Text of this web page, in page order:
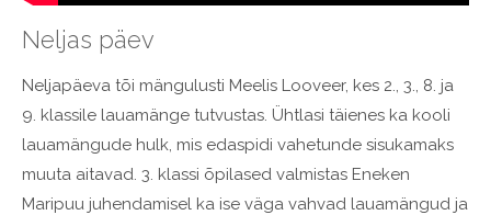
Neljas päev
Neljapäeva tõi mängulusti Meelis Looveer, kes 2., 3., 8. ja
9. klassile lauamänge tutvustas. Ühtlasi täienes ka kooli
lauamängude hulk, mis edaspidi vahetunde sisukamaks
muuta aitavad. 3. klassi õpilased valmistas Eneken
Maripuu juhendamisel ka ise väga vahvad lauamängud ja